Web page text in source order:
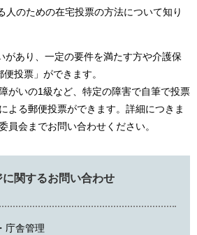
のための在宅投票の方法について知り
あり、一定の要件を満たす方や介護保
投票」ができます。
がいの1級など、特定の障害で自筆で投票
よる郵便投票ができます。詳細につきま
員会までお問い合わせください。
に関するお問い合わせ
庁舎管理